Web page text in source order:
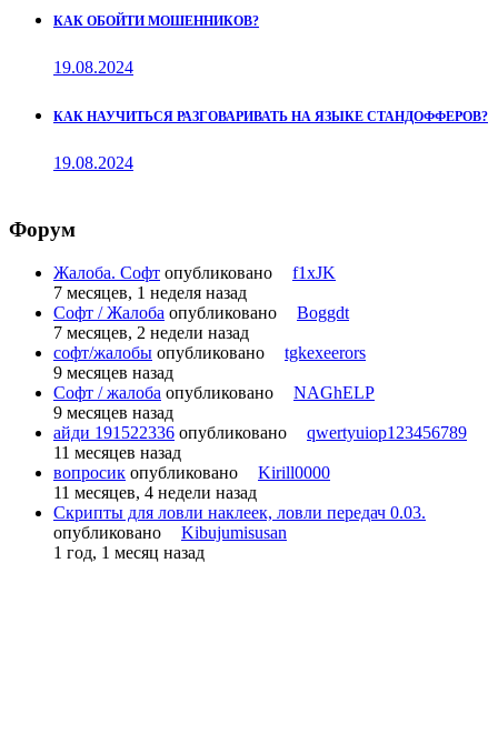
КАК ОБОЙТИ МОШЕННИКОВ?
19.08.2024
КАК НАУЧИТЬСЯ РАЗГОВАРИВАТЬ НА ЯЗЫКЕ СТАНДОФФЕРОВ?
19.08.2024
Форум
Жалоба. Софт опубликовано
f1xJK
7 месяцев, 1 неделя назад
Софт / Жалоба опубликовано
Boggdt
7 месяцев, 2 недели назад
софт/жалобы опубликовано
tgkexeerors
9 месяцев назад
Софт / жалоба опубликовано
NAGhELP
9 месяцев назад
айди 191522336 опубликовано
qwertyuiop123456789
11 месяцев назад
вопросик опубликовано
Kirill0000
11 месяцев, 4 недели назад
Скрипты для ловли наклеек, ловли передач 0.03.
опубликовано
Kibujumisusan
1 год, 1 месяц назад